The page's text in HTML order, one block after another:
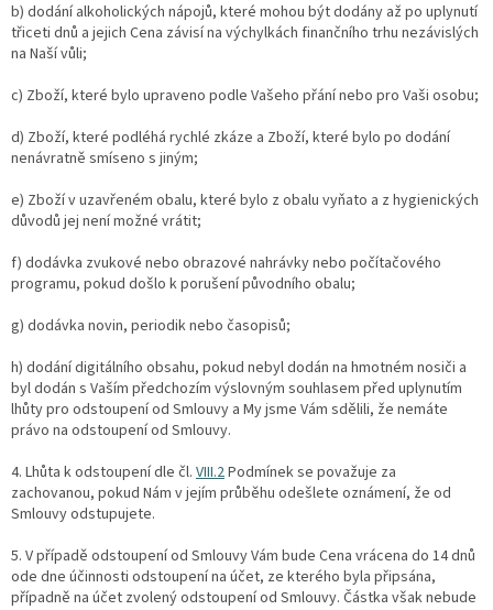
b) dodání alkoholických nápojů, které mohou být dodány až po uplynutí
třiceti dnů a jejich Cena závisí na výchylkách finančního trhu nezávislých
na Naší vůli;
c) Zboží, které bylo upraveno podle Vašeho přání nebo pro Vaši osobu;
d) Zboží, které podléhá rychlé zkáze a Zboží, které bylo po dodání
nenávratně smíseno s jiným;
e) Zboží v uzavřeném obalu, které bylo z obalu vyňato a z hygienických
důvodů jej není možné vrátit;
f) dodávka zvukové nebo obrazové nahrávky nebo počítačového
programu, pokud došlo k porušení původního obalu;
g) dodávka novin, periodik nebo časopisů;
h) dodání digitálního obsahu, pokud nebyl dodán na hmotném nosiči a
byl dodán s Vaším předchozím výslovným souhlasem před uplynutím
lhůty pro odstoupení od Smlouvy a My jsme Vám sdělili, že nemáte
právo na odstoupení od Smlouvy.
4. Lhůta k odstoupení dle čl. VIII.2Podmínek se považuje za
zachovanou, pokud Nám v jejím průběhu odešlete oznámení, že od
Smlouvy odstupujete.
5. V případě odstoupení od Smlouvy Vám bude Cena vrácena do 14 dnů
ode dne účinnosti odstoupení na účet, ze kterého byla připsána,
případně na účet zvolený odstoupení od Smlouvy. Částka však nebude